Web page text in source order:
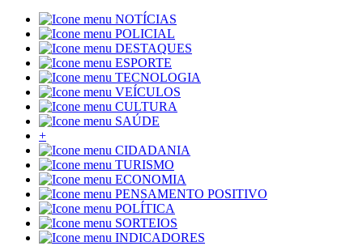
NOTÍCIAS
POLICIAL
DESTAQUES
ESPORTE
TECNOLOGIA
VEÍCULOS
CULTURA
SAÚDE
+
CIDADANIA
TURISMO
ECONOMIA
PENSAMENTO POSITIVO
POLÍTICA
SORTEIOS
INDICADORES